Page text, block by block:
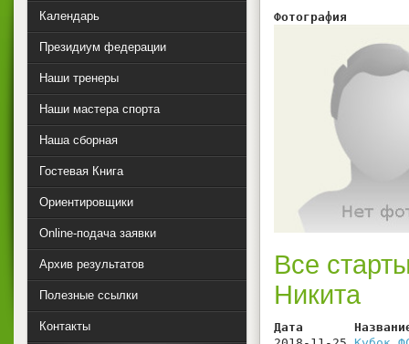
Фотография
Все
Никита
Дата
Календарь
Президиум федерации
Наши тренеры
Наши мастера спорта
Наша сборная
Гостевая Книга
Ориентировщики
Online-подача заявки
Архив результатов
Полезные ссылки
Контакты